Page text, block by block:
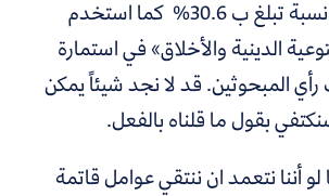
للتحرش وقد حدد نسبة تبلغ ب 30.6% كما استخدم
الدينية والأخلاق» في استمارة
رأي المبحوثين. قد لا نجد شيئاً يمكن
بقول ما قلناه بالفعل.
أننا نتعمد ان ننتقي عوامل قاتمة